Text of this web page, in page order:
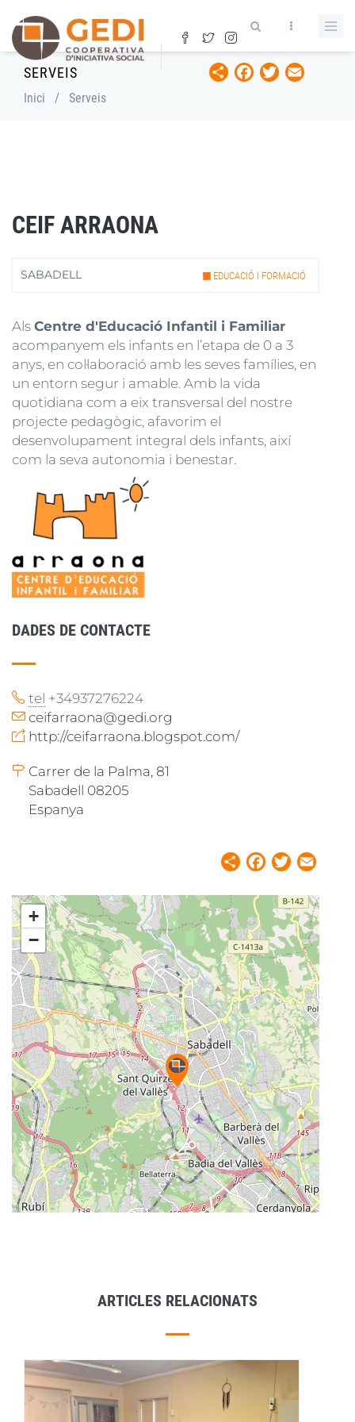
contingut
SERVEIS ShareFacebook
Twitter
Fil
Inici / Serveis
CEIF ARRAONA
SABADELL EDUCACIÓ I FORMACIÓ
Als Centre d'Educació Infantil i Familiar
acompanyem els infants en l’etapa de 0 a 3
anys, en col·laboració amb les seves famílies, en
un entorn segur i amable. Amb la vida
quotidiana com a eix transversal del nostre
projecte pedagògic, afavorim el
desenvolupament integral dels infants, així
com la seva autonomia i benestar.
DADES DE CONTACTE
tel +34937276224
ceifarraona@gedi.org
http://ceifarraona.blogspot.com/
Carrer de la Palma, 81
Sabadell 08205
Espanya
ShareFacebook
Twitter
+
−
ARTICLES RELACIONATS